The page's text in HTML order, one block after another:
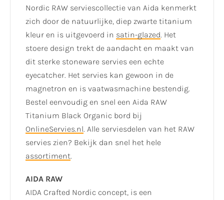
Nordic RAW serviescollectie van Aida kenmerkt
zich door de natuurlijke, diep zwarte titanium
kleur en is uitgevoerd in satin-glazed. Het
stoere design trekt de aandacht en maakt van
dit sterke stoneware servies een echte
eyecatcher. Het servies kan gewoon in de
magnetron en is vaatwasmachine bestendig.
Bestel eenvoudig en snel een Aida RAW
Titanium Black Organic bord bij
OnlineServies.nl. Alle serviesdelen van het RAW
servies zien? Bekijk dan snel het hele
assortiment.
AIDA RAW
AIDA Crafted Nordic concept, is een